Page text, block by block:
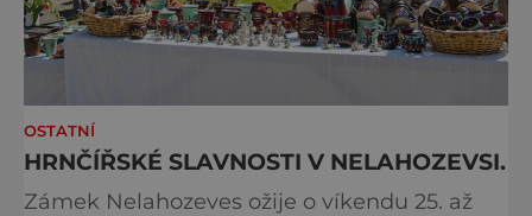
OSTATNÍ
HRNČÍŘSKÉ SLAVNOSTI V NELAHOZEVSI.
Zámek Nelahozeves ožije o víkendu 25. až